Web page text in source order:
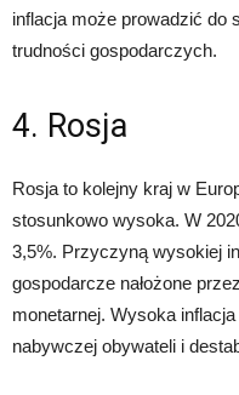
inflacja może prowadzić do
trudności gospodarczych.
4. Rosja
Rosja to kolejny kraj w
stosunkowo wysoka. W
3,5%. Przyczyną wysokiej
gospodarcze nałożone
monetarnej. Wysoka
nabywczej obywateli i